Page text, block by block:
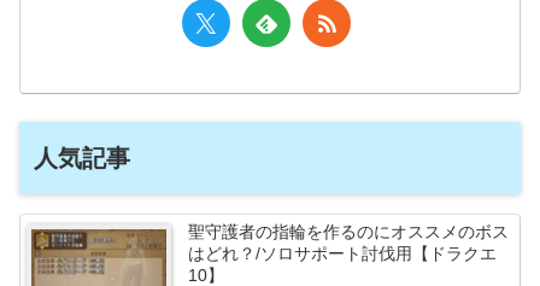
人気記事
聖守護者の指輪を作るのにオススメのボス
はどれ？/ソロサポート討伐用【ドラクエ
10】